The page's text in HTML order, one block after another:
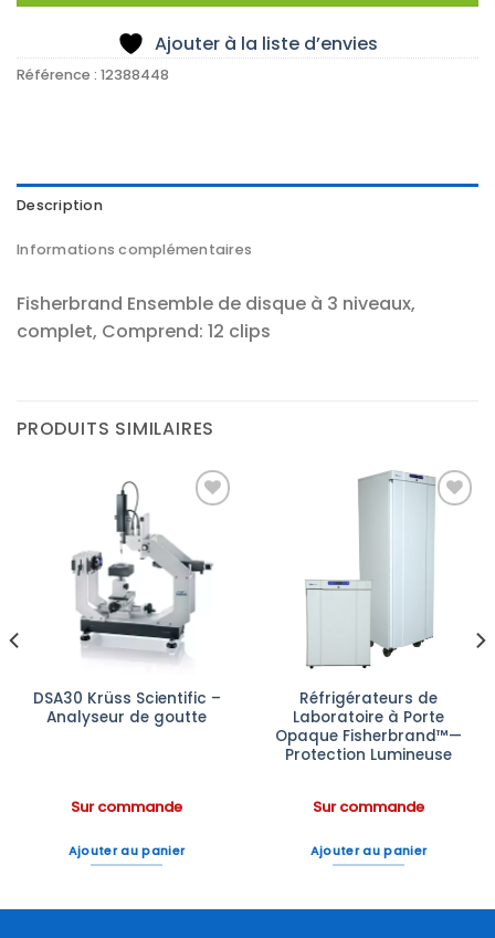
Ajouter à la liste d’envies
Référence : 12388448
Description
Informations complémentaires
Fisherbrand Ensemble de disque à 3 niveaux,
complet, Comprend: 12 clips
PRODUITS SIMILAIRES
Ajouter
à la liste
d’envies
DSA30 Krüss Scientific –
Analyseur de goutte
Sur commande
Ajouter au panier
Réfrigérateurs de
Laboratoire à Porte
Opaque Fisherbrand™—
Protection Lumineuse
Sur commande
Ajouter au panier